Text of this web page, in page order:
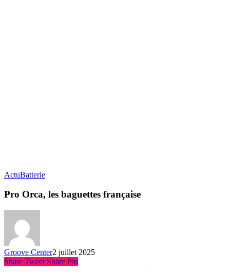
ActuBatterie
Pro Orca, les baguettes française
Groove Center2 juillet 2025
Share Tweet Share Pin